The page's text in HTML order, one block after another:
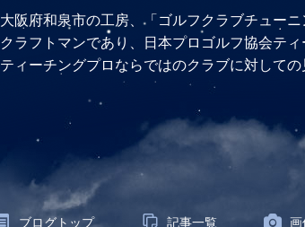
大阪府和泉市の工房、「ゴルフクラブチューニ
クラフトマンであり、日本プロゴルフ協会ティ
ティーチングプロならではのクラブに対して
ブログトップ 記事一覧